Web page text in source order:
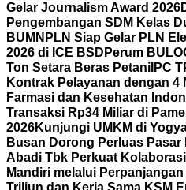
Gelar Journalism Award 2026
Pengembangan SDM Kelas
BUMN PLN Siap Gelar PLN
2026 di ICE BSD Perum
Ton Setara Beras Petani IPC
Kontrak Pelayanan dengan 4
Farmasi dan Kesehatan
Transaksi Rp34 Miliar di
2026Kunjungi UMKM di
Busan Dorong Perluas Pasar
Abadi Tbk Perkuat
Mandiri melalui
Triliun dan Kerja Sama KSM